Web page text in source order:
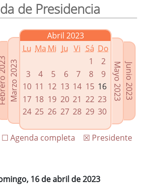
Enlaces relacionados
Juntas de gobierno
Europeos
de Presidencia
2023Marzo 2023
Abril 2023
Lu Ma Mi Ju Vi Sá Do
1
2
3
4 5 6 7 8
9
10 11 12 13 14 15 16
17 18 19 20 21 22 23
24 25 26 27 28 29 30
Junio 2023
Mayo 2023
☒ Presidente
☐ Agenda completa
16 de abril de 2023